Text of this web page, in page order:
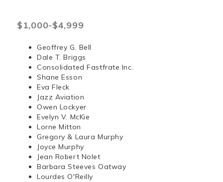
$1,000-$4,999
Geoffrey G. Bell
Dale T. Briggs
Consolidated Fastfrate Inc.
Shane Esson
Eva Fleck
Jazz Aviation
Owen Lockyer
Evelyn V. McKie
Lorne Mitton
Gregory & Laura Murphy
Joyce Murphy
Jean Robert Nolet
Barbara Steeves Oatway
Lourdes O'Reilly